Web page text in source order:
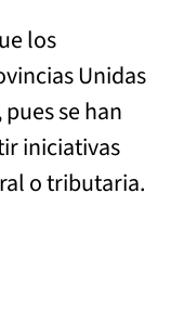
los
Unidas
se han
iniciativas
o tributaria.